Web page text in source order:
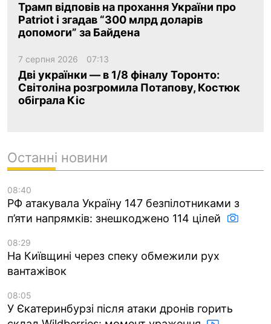
Трамп відповів на прохання України про
Patriot і згадав “300 млрд доларів
допомоги” за Байдена
7 серпня 2026 07:13
Дві українки — в 1/8 фіналу Торонто:
Світоліна розгромила Потапову, Костюк
обіграла Кіс
Останні новини
08:40
РФ атакувала Україну 147 безпілотниками з
п’яти напрямків: знешкоджено 114 цілей
08:29
На Київщині через спеку обмежили рух
вантажівок
08:05
У Єкатеринбурзі після атаки дронів горить